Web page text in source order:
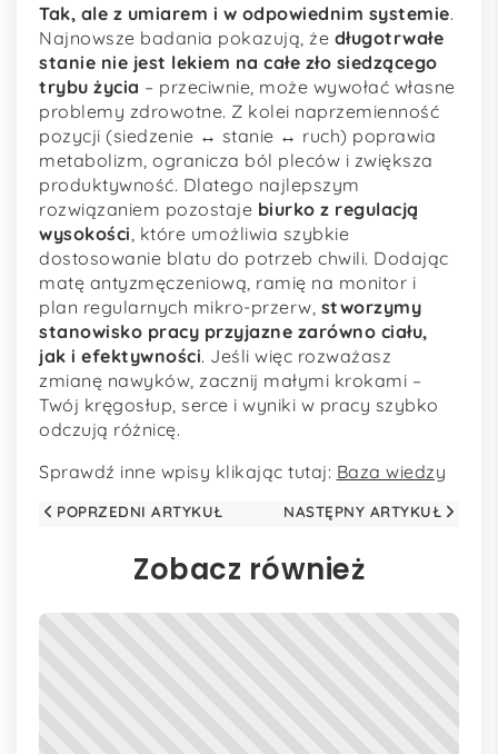
Tak, ale z umiarem i w odpowiednim systemie.
Najnowsze badania pokazują, że długotrwałe
stanie nie jest lekiem na całe zło siedzącego
trybu życia – przeciwnie, może wywołać własne
problemy zdrowotne. Z kolei naprzemienność
pozycji (siedzenie ↔ stanie ↔ ruch) poprawia
metabolizm, ogranicza ból pleców i zwiększa
produktywność. Dlatego najlepszym
rozwiązaniem pozostaje biurko z regulacją
wysokości , które umożliwia szybkie
dostosowanie blatu do potrzeb chwili. Dodając
matę antyzmęczeniową, ramię na monitor i
plan regularnych mikro-przerw, stworzymy
stanowisko pracy przyjazne zarówno ciału,
jak i efektywności. Jeśli więc rozważasz
zmianę nawyków, zacznij małymi krokami –
Twój kręgosłup, serce i wyniki w pracy szybko
odczują różnicę.
Sprawdź inne wpisy klikając tutaj: Baza wiedzy
POPRZEDNI ARTYKUŁ NASTĘPNY ARTYKUŁ
Zobacz również